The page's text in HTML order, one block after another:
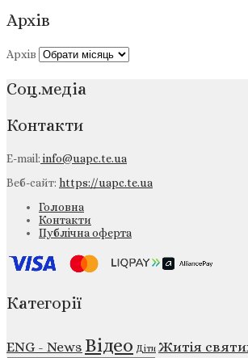
Архів
Архів
Соц.медіа
Контакти
E-mail:info@uapc.te.ua
Веб-сайт: https://uapc.te.ua
Головна
Контакти
Публічна оферта
Категорії
ENG - News Відео Діти Житія